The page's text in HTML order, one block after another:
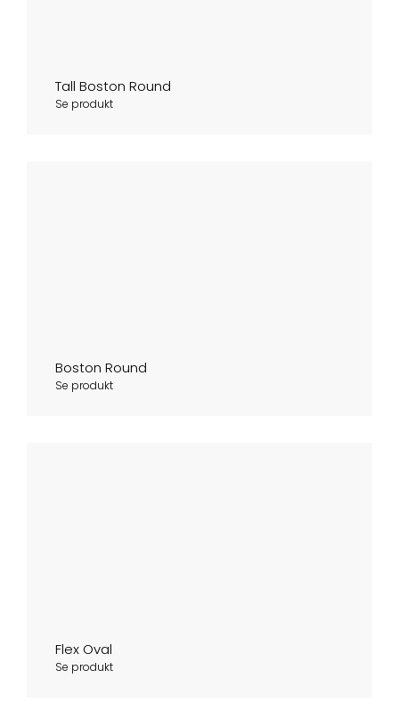
Tall Boston Round
Se produkt
Boston Round
Se produkt
Flex Oval
Se produkt